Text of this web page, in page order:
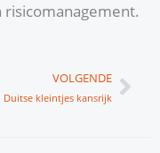
risicomanagement.
VOLGENDE
Duitse kleintjes kansrijk